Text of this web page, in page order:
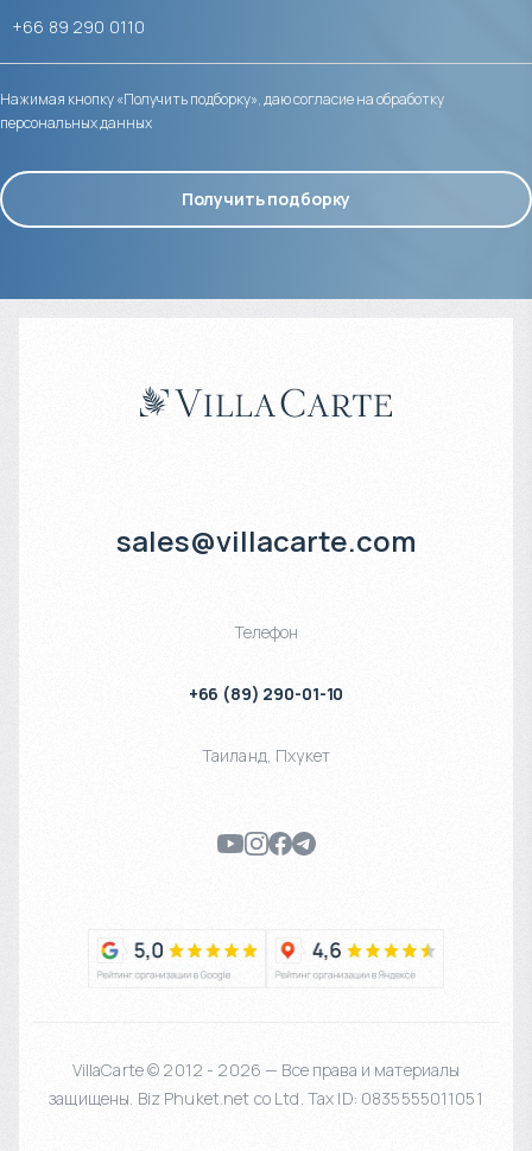
Нажимая кнопку «Получить подборку», даю согласие на обработку
персональных данных
Получить подборку
sales@villacarte.com
Телефон
+66 (89) 290-01-10
Таиланд, Пхукет
VillaCarte © 2012 - 2026 — Все права и материалы
защищены. Biz Phuket.net co Ltd. Tax ID: 0835555011051